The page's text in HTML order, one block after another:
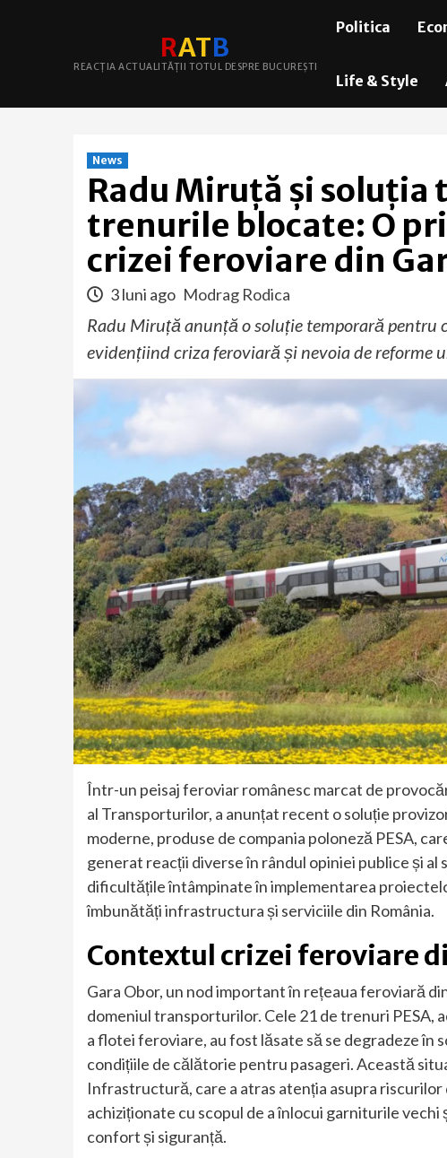
RATB
REACȚIA ACTUALITĂȚII TOTUL DESPRE BUCUREȘTI
Politica
Life & Style
News
Radu Miruță și
trenurile blocate: O
crizei feroviare din
3 luni ago Modrag Rodica
Radu Miruță anunță o soluție temporară pentru
evidențiind criza feroviară și nevoia de reforme
Într-un peisaj feroviar românesc marcat de
al Transporturilor, a anunțat recent o soluție
moderne, produse de compania poloneză PESA,
generat reacții diverse în rândul opiniei publice și
dificultățile întâmpinate în implementarea
îmbunătăți infrastructura și serviciile din România.
Contextul crizei feroviare
Gara Obor, un nod important în rețeaua feroviară
domeniul transporturilor. Cele 21 de trenuri PESA,
a flotei feroviare, au fost lăsate să se degradeze în
condițiile de călătorie pentru pasageri. Această
Infrastructură, care a atras atenția asupra
achiziționate cu scopul de a înlocui garniturile
confort și siguranță.